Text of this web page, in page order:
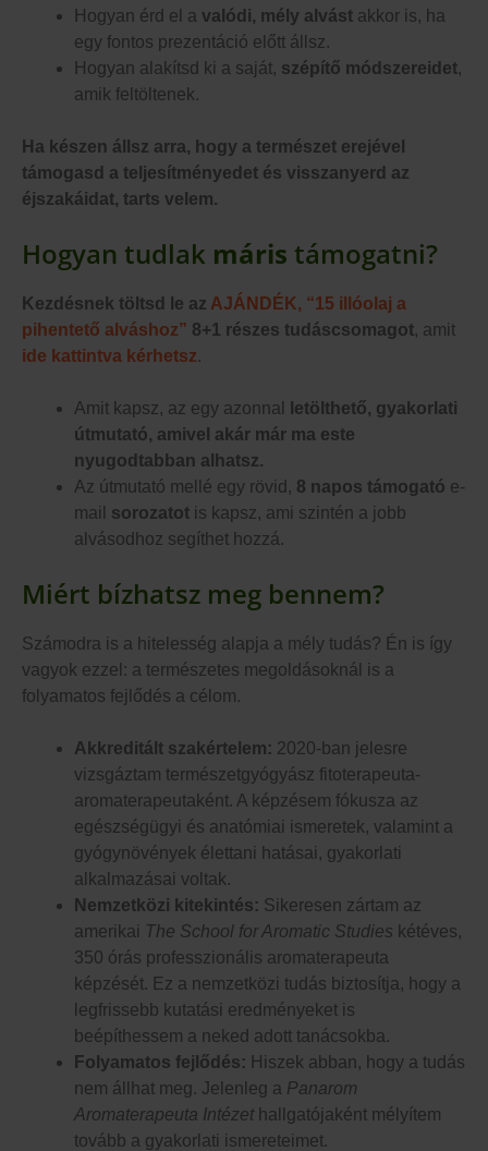
Hogyan érd el a valódi, mély alvást akkor is, ha
egy fontos prezentáció előtt állsz.
Hogyan alakítsd ki a saját, szépítő módszereidet,
amik feltöltenek.
Ha készen állsz arra, hogy a természet erejével
támogasd a teljesítményedet és visszanyerd az
éjszakáidat, tarts velem.
Hogyan tudlak máris támogatni?
Kezdésnek töltsd le az AJÁNDÉK, “15 illóolaj a
pihentető alváshoz” 8+1 részes tudáscsomagot, amit
ide kattintva kérhetsz.
Amit kapsz, az egy azonnal
letölthető, gyakorlati
útmutató, amivel akár már ma este
nyugodtabban alhatsz.
Az útmutató mellé egy rövid, 8 napos támogató e-
mail sorozatot is kapsz, ami szintén a jobb
alvásodhoz segíthet hozzá.
Miért bízhatsz meg bennem?
Számodra is a hitelesség alapja a mély tudás? Én is így
vagyok ezzel: a természetes megoldásoknál is a
folyamatos fejlődés a célom.
Akkreditált szakértelem: 2020-ban jelesre
vizsgáztam természetgyógyász fitoterapeuta-
aromaterapeutaként. A képzésem fókusza az
egészségügyi és anatómiai ismeretek, valamint a
gyógynövények élettani hatásai, gyakorlati
alkalmazásai voltak.
Nemzetközi kitekintés: Sikeresen zártam az
amerikai The School for Aromatic Studies kétéves,
350 órás professzionális aromaterapeuta
képzését. Ez a nemzetközi tudás biztosítja, hogy a
legfrissebb kutatási eredményeket is
beépíthessem a neked adott tanácsokba.
Folyamatos fejlődés: Hiszek abban, hogy a tudás
nem állhat meg. Jelenleg a Panarom
Aromaterapeuta Intézethallgatójaként mélyítem
tovább a gyakorlati ismereteimet.